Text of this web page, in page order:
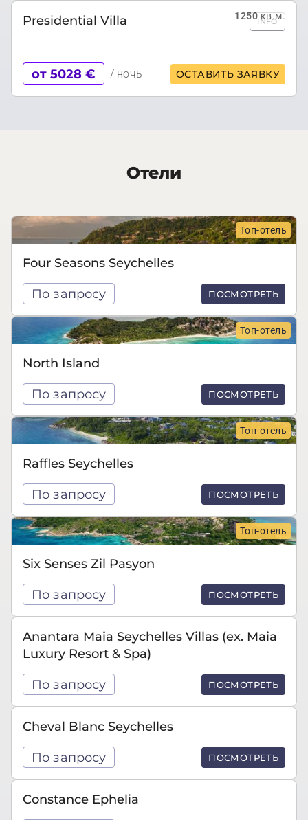
1250кв.м.
Presidential Villa INFO
от 5028 € / ночь ОСТАВИТЬ ЗАЯВКУ
Отели
Топ-отель
Four Seasons Seychelles
По запросу ПОСМОТРЕТЬ
Топ-отель
North Island
По запросу ПОСМОТРЕТЬ
Топ-отель
Raffles Seychelles
По запросу ПОСМОТРЕТЬ
Топ-отель
Six Senses Zil Pasyon
По запросу ПОСМОТРЕТЬ
Anantara Maia Seychelles Villas (ex. Maia
Luxury Resort & Spa)
По запросу ПОСМОТРЕТЬ
Cheval Blanc Seychelles
По запросу ПОСМОТРЕТЬ
Constance Ephelia